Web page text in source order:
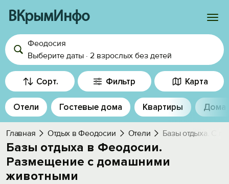
ВКрымИнфо
Войти
Избранное
История просмотра
Добавить свой объект
Феодосия
Выберите даты · 2 взрослых без детей
Сорт. Фильтр Карта
Отели Гостевые дома Квартиры Дома
Главная Отдых в Феодосии Отели Базы отдыха. С
Базы отдыха в Феодосии.
Размещение с домашними
животными